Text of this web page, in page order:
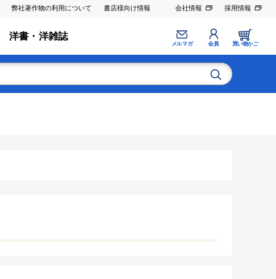
弊社著作物の利用について 書店様向け情報 会社情報 採用情報
洋書・洋雑誌
メルマガ 会員 買い物かご